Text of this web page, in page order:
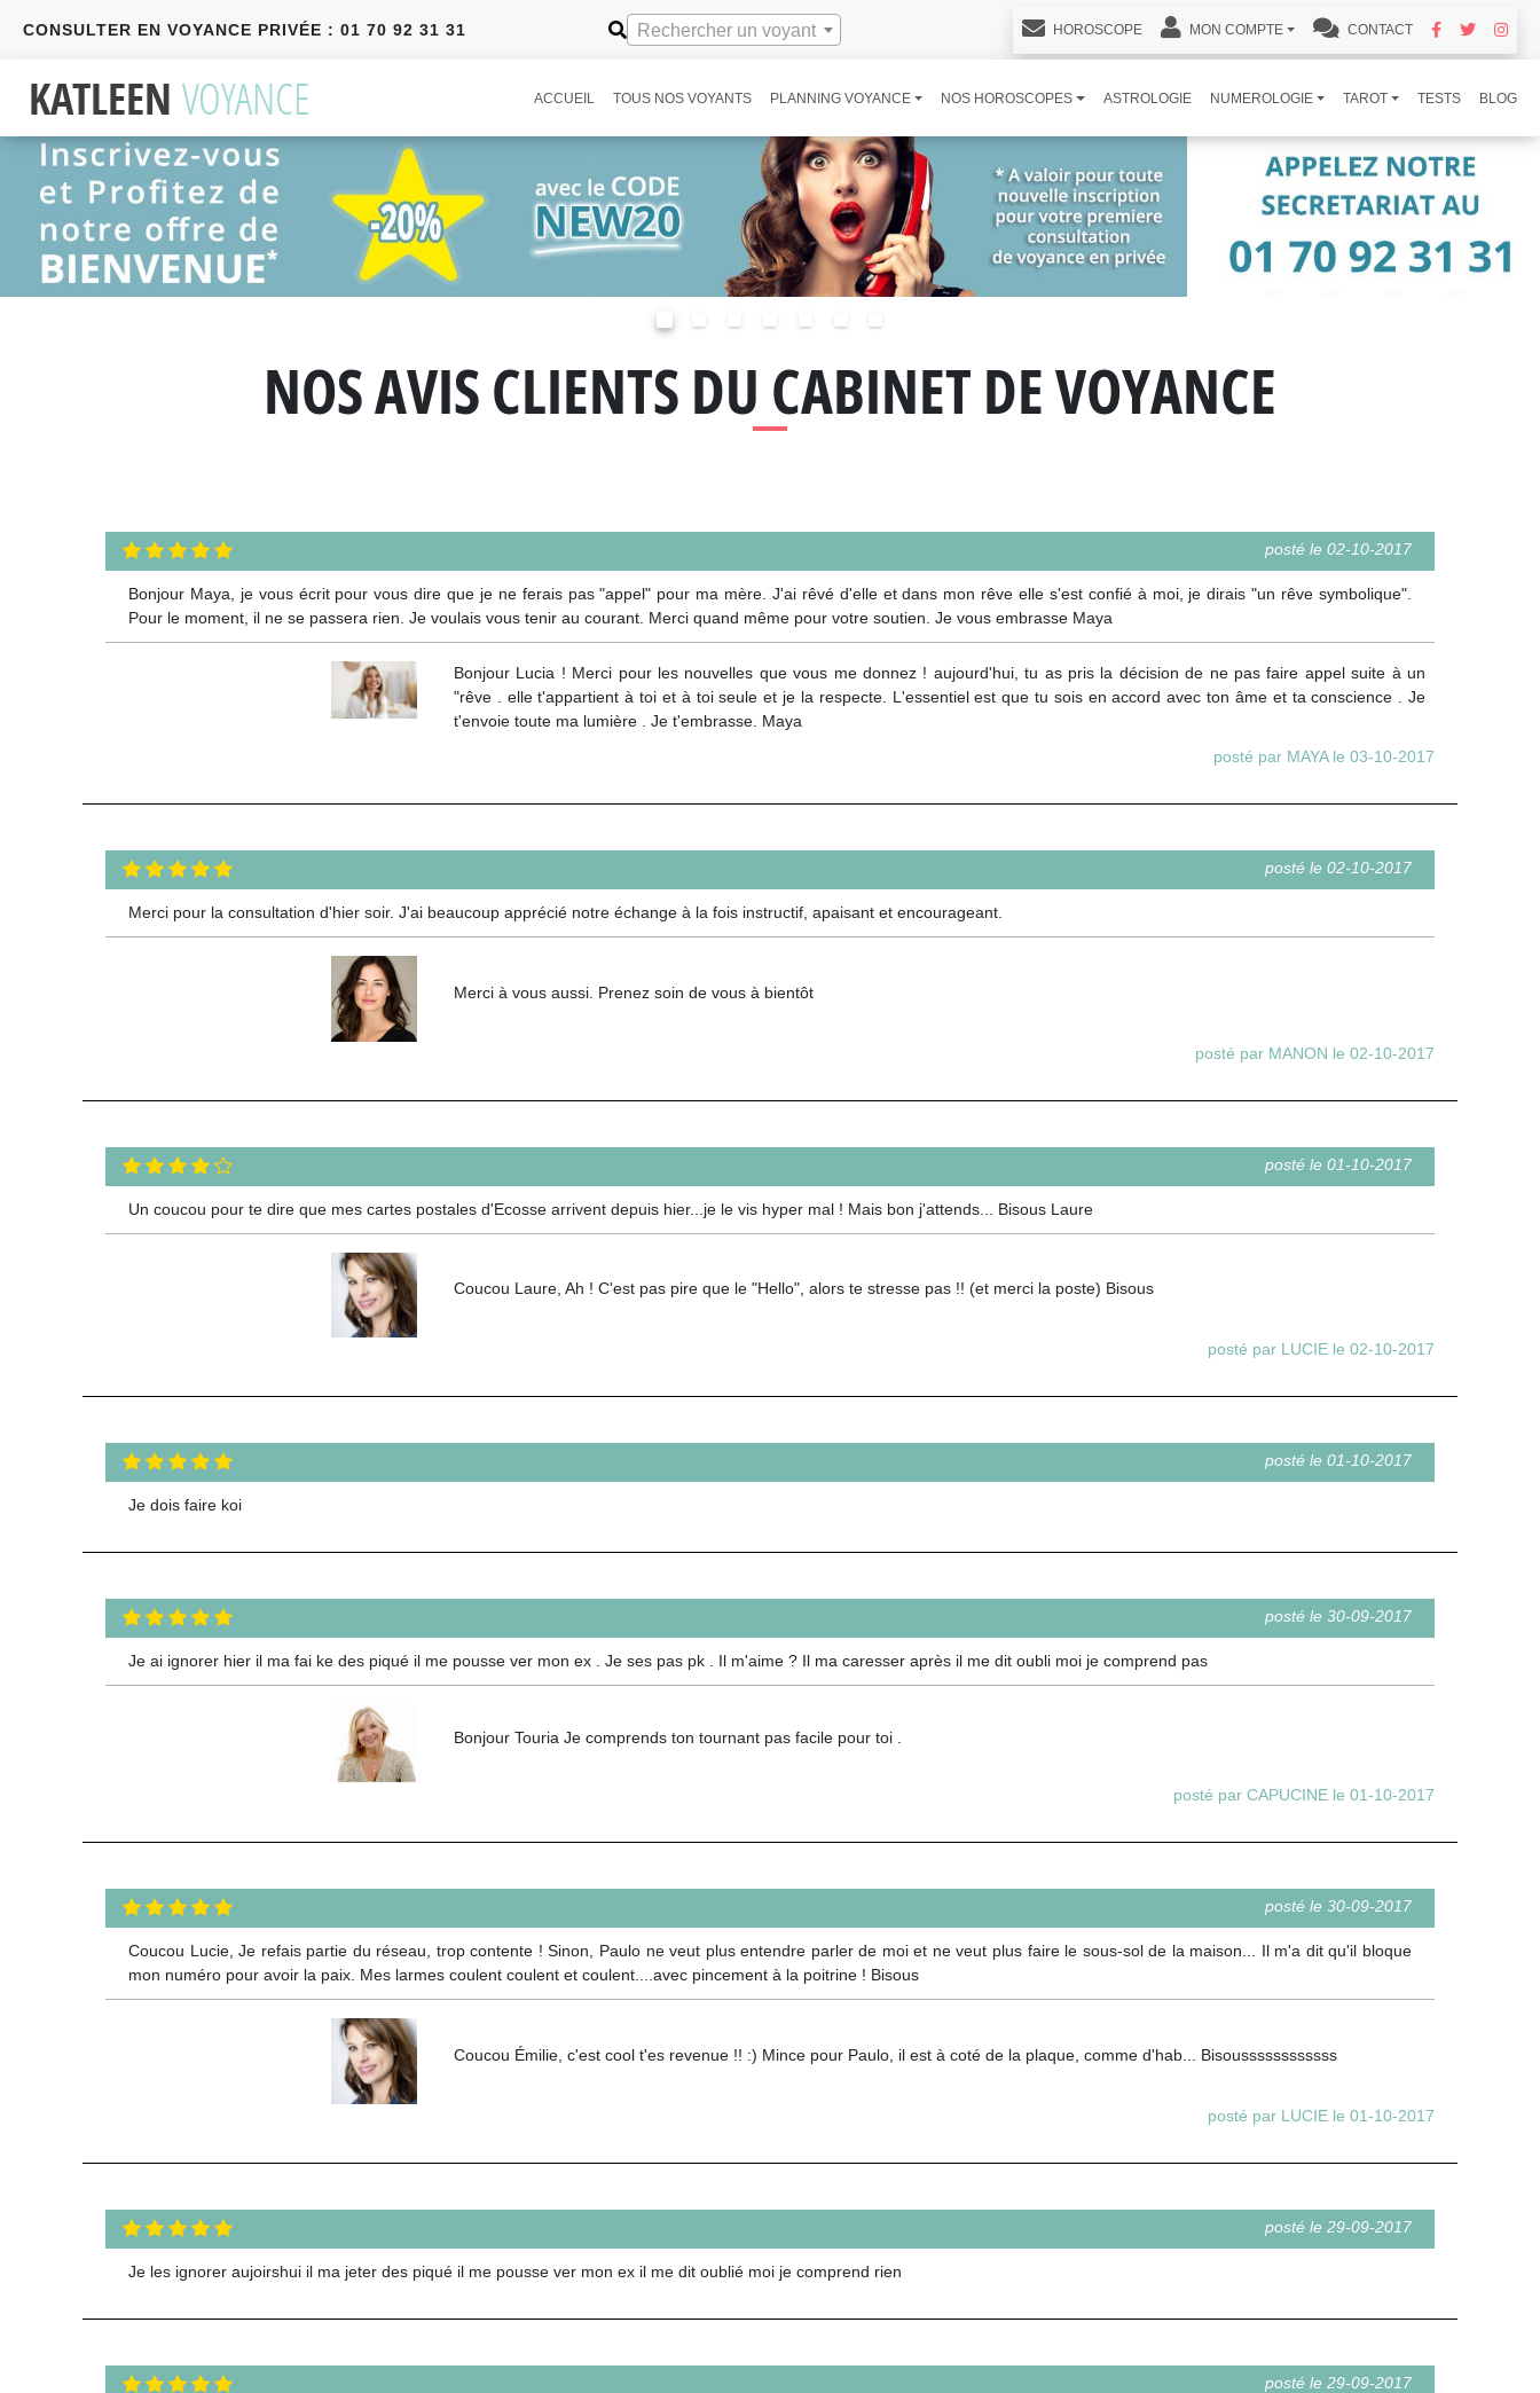
CONSULTER EN VOYANCE PRIVÉE : 01 70 92 31 31 Rechercher un voyant HOROSCOPE MON COMPTE CONTACT
ACCUEIL TOUS NOS VOYANTS PLANNING VOYANCE NOS HOROSCOPES ASTROLOGIE NUMEROLOGIE TAROT TESTS BLOG
NOS AVIS CLIENTS DU CABINET DE VOYANCE
posté le 02-10-2017
Bonjour Maya, je vous écrit pour vous dire que je ne ferais pas "appel" pour ma mère. J'ai rêvé d'elle et dans mon rêve elle s'est confié à moi, je dirais "un rêve symbolique".
Pour le moment, il ne se passera rien. Je voulais vous tenir au courant. Merci quand même pour votre soutien. Je vous embrasse Maya
Bonjour Lucia ! Merci pour les nouvelles que vous me donnez ! aujourd'hui, tu as pris la décision de ne pas faire appel suite à un
"rêve . elle t'appartient à toi et à toi seule et je la respecte. L'essentiel est que tu sois en accord avec ton âme et ta conscience . Je
t'envoie toute ma lumière . Je t'embrasse. Maya
posté par MAYA le 03-10-2017
posté le 02-10-2017
Merci pour la consultation d'hier soir. J'ai beaucoup apprécié notre échange à la fois instructif, apaisant et encourageant.
Merci à vous aussi. Prenez soin de vous à bientôt
posté par MANON le 02-10-2017
posté le 01-10-2017
Un coucou pour te dire que mes cartes postales d'Ecosse arrivent depuis hier...je le vis hyper mal ! Mais bon j'attends... Bisous Laure
Coucou Laure, Ah ! C'est pas pire que le "Hello", alors te stresse pas !! (et merci la poste) Bisous
posté par LUCIE le 02-10-2017
posté le 01-10-2017
Je dois faire koi
posté le 30-09-2017
Je ai ignorer hier il ma fai ke des piqué il me pousse ver mon ex . Je ses pas pk . Il m'aime ? Il ma caresser après il me dit oubli moi je comprend pas
Bonjour Touria Je comprends ton tournant pas facile pour toi .
posté par CAPUCINE le 01-10-2017
posté le 30-09-2017
Coucou Lucie, Je refais partie du réseau, trop contente ! Sinon, Paulo ne veut plus entendre parler de moi et ne veut plus faire le sous-sol de la maison... Il m'a dit qu'il bloque
mon numéro pour avoir la paix. Mes larmes coulent coulent et coulent....avec pincement à la poitrine ! Bisous
Coucou Émilie, c'est cool t'es revenue !! :) Mince pour Paulo, il est à coté de la plaque, comme d'hab... Bisoussssssssssss
posté par LUCIE le 01-10-2017
posté le 29-09-2017
Je les ignorer aujoirshui il ma jeter des piqué il me pousse ver mon ex il me dit oublié moi je comprend rien
posté le 29-09-2017